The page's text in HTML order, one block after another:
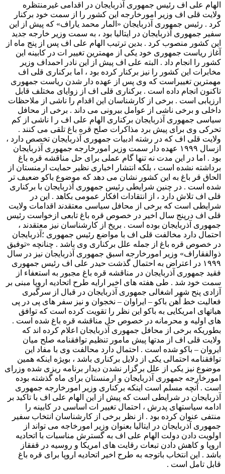
الهام علی اف رئیس جمهوری آذربایجان در اقدامی غیرمنتظره
ولایت قلی اف وزیر امورخارجه این کشور را از سمت خود برکنار
کرد . رئیس جمهوری آذربایجان «المار محمد یاراف» که پیش از این
سفیر جمهوری آذربایجان در ایتالیا بود ، به سمت وزیر خارجه جدید
این کشور منصوب کرد . بدین ترتیب الهام علی اف پس از پنج ماه از
آغاز ریاست جمهوری خود یکی از مهمترین تغییر ات در کابینه این
کشور را انجام داد . البته علی اف پیش از این نادر احمداف وزیر
مخابرات این کشور را نیز برکنار کرده بود ، اما برکناری قلی اف
مهمترین تغییراست که وی پس از عهده دار شدن ریاست جمهوری
تاکنون انجام داده است . برکناری قلی اف از زوایای مختلف قابل
ارزیابی است . برخی از کارشناسان این اقدام را ناشی از ملاحظات
داخلی و برخی ناشی از عوامل بیرونی می داند . برخی از محافل
سیاسی جمهوری آذربایجان برکناری الهام علی اف ر ا ناشی از کم
تحرکی وی برای پیش برد مذاکرات صلح قره باغ تلقی می کنند .
ولایت قلی اف که در رشته ادبیات جمهوری آذربایجان تخصص دارد ،
ازسال ۱۹۹۹ عهده دار سمت وزیر امورخارجه جمهوری آذربایجان
بود . اما در این مدت نه تنها گام عملی برای حل مناقشه قره باغ
برداشته نشده است ، بلکه انتشار اخباری نظیر حمایت ارمنستان از
الحاق قر باغ به این کشور نشان می دهد که موضوع باکو ضعیف تر
شده است . در چنین شرایطی رئیس جمهوری آذربایجان با برکناری
قلی اف تلاش دارد ، از انتقادات افکار عمومی بکاهد . این در
شرایطی است که برخی از محافل سیاسی معتقدند اقدامات ولایت
قلی اف درپنج سال اخیر در خصوص قره باغ تابعی ازخواست رئیس
جمهوری آذربایجان بوده است . بریخ از کارشناسان نیز معتقدند ،
احتمال دارد مخالفت قلی اف با مواضع رئیس جمهوری ؛آذربایجان
در خصوص قره باغ از جمله علل برکناری وی باشد . چنانچه «توفیق
ذوالفقاراف» وزیر امورخارجه اسبق جمهوری آذربایجان نیز در سال
۱۹۹۹ در اعتراض به احتمال گذشت حیدر علی اف رئیس جمهوری
فقید جمهوری آذربایجان در مناقشه قره باغ مجبور به استعفاء از
سمت خود شد . طی هفته های اخیر ارایه طرح اتحادیه اروپا مبنی بر
آزادی پنح شهر اشغالی جمهوری آذربایجان در قبال از سرگیری
فعالیت خط آهن باکو – ایراوان – نخجوان و نیز سفر های پی در پی
هیاتهای امریکایی به باکو این نظر را تقویت کرده است که توافق
های اولیه و محرمانه در خصوص حل مناقشه قره باغ شده است .
بطوریکه برخی از محافل جمهوری آذربایجان اعلام کرده اند که
ولایت قلی اف از مدتها پیش مامور تنظیم توافقنامه صلح میان
ایروان – باکو شده است . احتمال دارد محالفت وی با مفاد این
توافقنامه احتمالی یکی از دلایل برکناری باشد ، بویژه اینکه همین
موضوع نیز یکی از علل برگزار نشدن دیدار برنامه ریزی شده وزرای
امورخارجه جمهوری آذربایجان و ارمنستان برای ماه گذشته بوده
است . آنچه مسلم است اینکه برکناری وزیر امورخارجه جمهوری
آذربایجان در شرایطی است که پیش از این الهام علی اف با تاکید بر
ادامه سیاستهای پدرش ، احتمال تغییر ات اساسی در کابینه را
منتفی عنوان کرده بود . از نظر برخی از کارشناسان انتخاب سفیر
جمهوری آذربایجان در ایتالیا بعنوان وزیر امورخاجه می تواند از
اولویت دادن دولت الهام علی اف به گسترش مناسبات با اتحادیه
اروپا و کاهش دادن تبعات رقایت های امریکا و روسیه در قفقاز
باشد . این انتخاب باتوجه به طرح اخیر اتحادیه اروپا برای قره باغ
قابل تامل است .